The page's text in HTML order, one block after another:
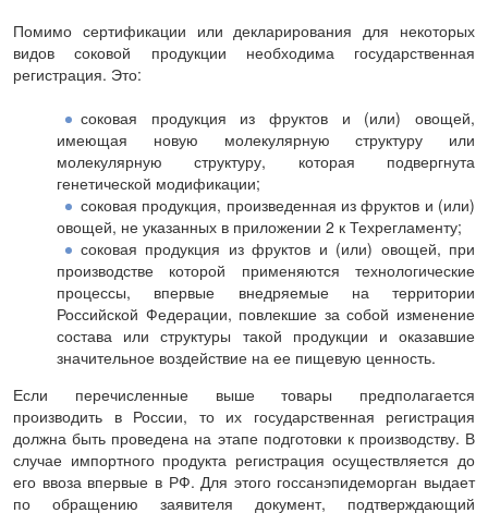
Помимо сертификации или декларирования для некоторых
видов соковой продукции необходима государственная
регистрация. Это:
соковая продукция из фруктов и (или) овощей,
имеющая новую молекулярную структуру или
молекулярную структуру, которая подвергнута
генетической модификации;
соковая продукция, произведенная из фруктов и (или)
овощей, не указанных в приложении 2 к Техрегламенту;
соковая продукция из фруктов и (или) овощей, при
производстве которой применяются технологические
процессы, впервые внедряемые на территории
Российской Федерации, повлекшие за собой изменение
состава или структуры такой продукции и оказавшие
значительное воздействие на ее пищевую ценность.
Если перечисленные выше товары предполагается
производить в России, то их государственная регистрация
должна быть проведена на этапе подготовки к производству. В
случае импортного продукта регистрация осуществляется до
его ввоза впервые в РФ. Для этого госсанэпидеморган выдает
по обращению заявителя документ, подтверждающий